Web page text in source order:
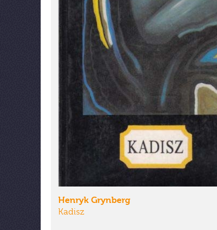
Henryk Grynberg
Kadisz